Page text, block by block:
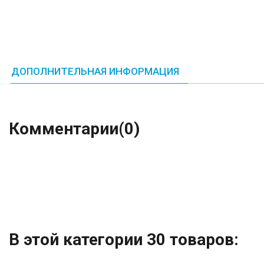
ДОПОЛНИТЕЛЬНАЯ ИНФОРМАЦИЯ
Комментарии(0)
В этой категории 30 товаров: